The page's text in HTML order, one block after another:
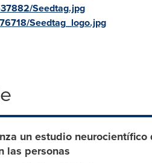
Seedtag.jpg
Seedtag_logo.jpg
un estudio
las personas